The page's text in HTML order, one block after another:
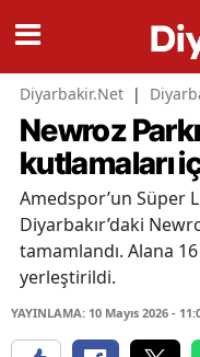
Diyarbakir.Net |
Newroz
kutlamaları
Amedspor’un Süper
Diyarbakır’daki
tamamlandı. Alana
yerleştirildi.
YAYINLAMA: 10 Mayıs 2026 -